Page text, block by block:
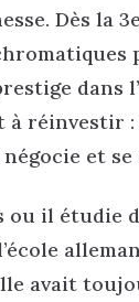
Dès la
dans
à
et se
ou il
avait